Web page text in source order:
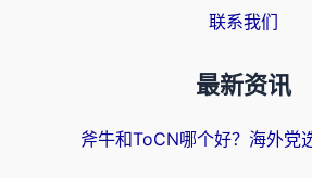
联系我们
最新资讯